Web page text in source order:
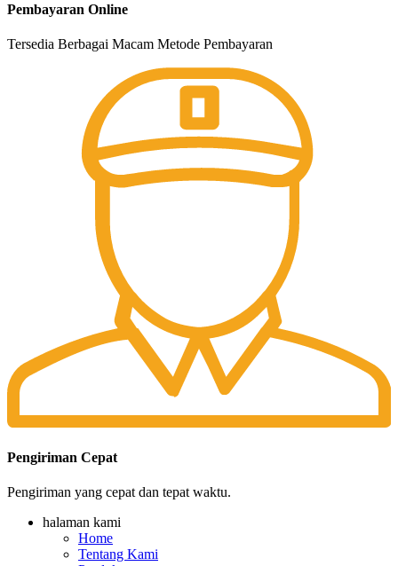
Pembayaran Online
Tersedia Berbagai Macam Metode Pembayaran
Pengiriman Cepat
Pengiriman yang cepat dan tepat waktu.
halaman kami
Home
Tentang Kami